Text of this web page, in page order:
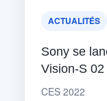
ACTUALITÉS
Sony se
Vision-S 02
CES 2022